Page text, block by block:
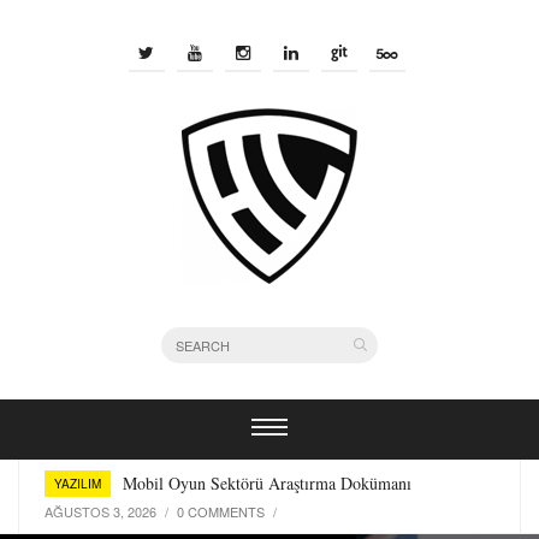
0 COMMENTS /
YAZILIM Mobil Oyun Sektörü Araştırma Dokümanı
AĞUSTOS 3, 2026 / 0 COMMENTS /